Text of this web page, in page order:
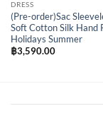
DRESS
(Pre-order)Sac
Soft Cotton Silk Hand
Holidays Summer
฿3,590.00